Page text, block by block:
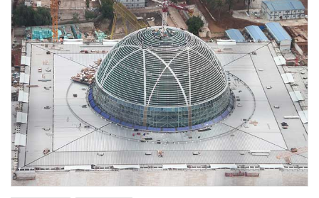
Remember me
Login
Lost password?